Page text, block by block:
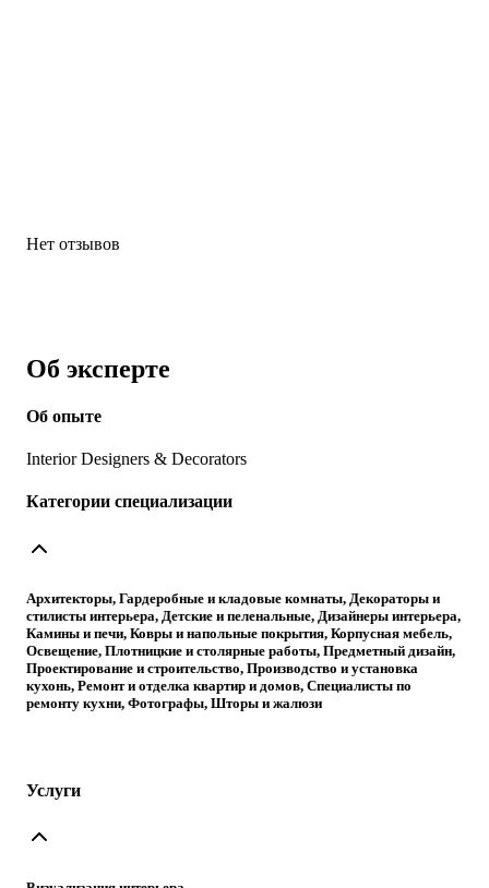
Нет отзывов
Об эксперте
Об опыте
Interior Designers & Decorators
Категории специализации
Архитекторы, Гардеробные и кладовые комнаты, Декораторы и
стилисты интерьера, Детские и пеленальные, Дизайнеры интерьера,
Камины и печи, Ковры и напольные покрытия, Корпусная мебель,
Освещение, Плотницкие и столярные работы, Предметный дизайн,
Проектирование и строительство, Производство и установка
кухонь, Ремонт и отделка квартир и домов, Специалисты по
ремонту кухни, Фотографы, Шторы и жалюзи
Услуги